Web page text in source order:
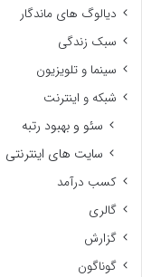
دیالوگ های ماندگار
سبک زندگی
سینما و تلویزیون
شبکه و اینترنت
سئو و بهبود رتبه
سایت های اینترنتی
کسب درآمد
گالری
گزارش
گوناگون